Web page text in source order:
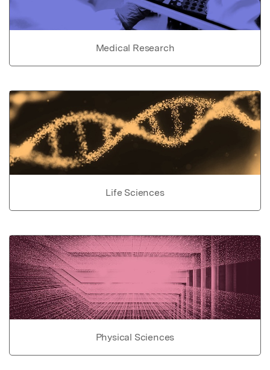
Medical Research
Life Sciences
Physical Sciences